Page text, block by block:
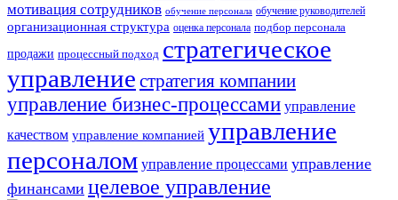
мотивация сотрудников обучение персонала обучение руководителей
организационная структура оценка персонала подбор персонала
продажи процессный подход стратегическое
управление стратегия компании
управление бизнес-процессами управление
качеством управление компанией управление
персоналом управление процессами управление
финансами целевое управление